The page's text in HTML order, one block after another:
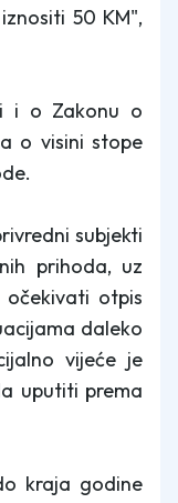
50 KM",
i o Zakonu o
o visini stope
subjekti
prihoda, uz
očekivati otpis
daleko
vijeće je
uputiti prema
kraja godine